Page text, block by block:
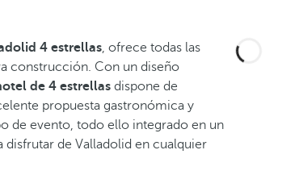
4 estrellas, ofrece todas las
construcción. Con un diseño
de 4 estrellas dispone de
propuesta gastronómica y
de evento, todo ello integrado en un
de Valladolid en cualquier